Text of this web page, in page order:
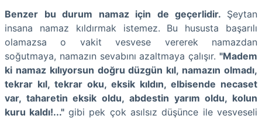
Benzer bu durum namaz için de geçerlidir. Şeytan
insana namaz kıldırmak istemez. Bu hususta başarılı
olamazsa o vakit vesvese vererek namazdan
soğutmaya, namazın sevabını azaltmaya çalışır. "Madem
ki namaz kılıyorsun doğru düzgün kıl, namazın olmadı,
tekrar kıl, tekrar oku, eksik kıldın, elbisende necaset
var, taharetin eksik oldu, abdestin yarım oldu, kolun
kuru kaldı!..." gibi pek çok asılsız düşünce ile vesveseli